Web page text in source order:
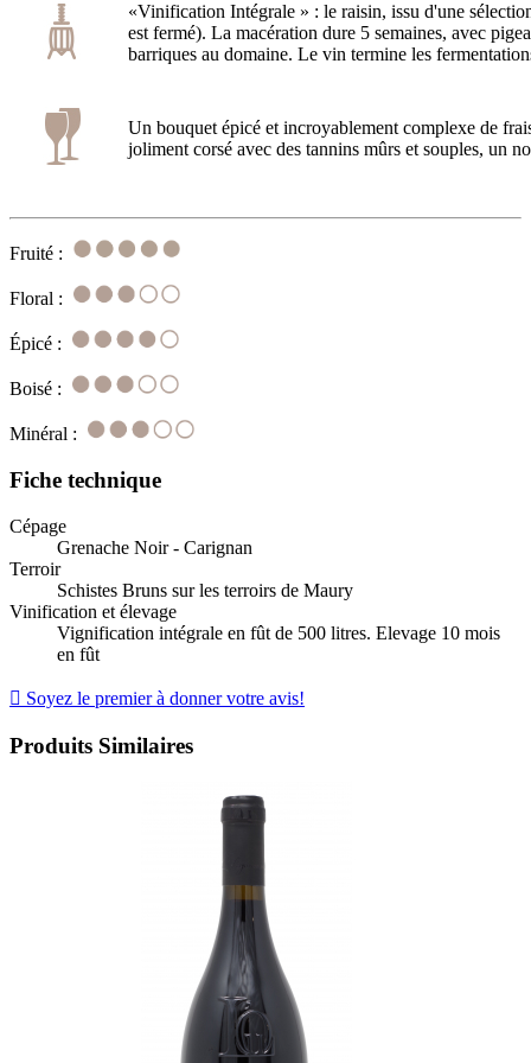
«Vinification Intégrale » : le raisin, issu d'une
est fermé). La macération dure 5 semaines, avec
barriques au domaine. Le vin termine les
Un bouquet épicé et incroyablement complexe de
joliment corsé avec des tannins mûrs et souples, un
Fruité :
Floral :
Épicé :
Boisé :
Minéral :
Fiche technique
Cépage
Grenache Noir - Carignan
Terroir
Schistes Bruns sur les terroirs de Maury
Vinification et élevage
Vignification intégrale en fût de 500 litres. Elevage 10 mois
en fût
 Soyez le premier à donner votre avis!
Produits Similaires